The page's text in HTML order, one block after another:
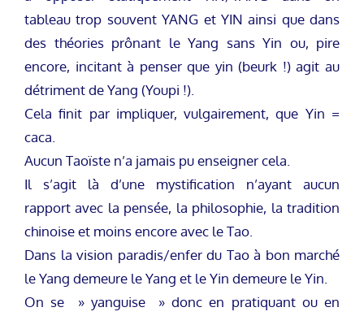
tableau trop souvent YANG et YIN ainsi que dans
des théories prônant le Yang sans Yin ou, pire
encore, incitant à penser que yin (beurk !) agit au
détriment de Yang (Youpi !).
Cela finit par impliquer, vulgairement, que Yin =
caca.
Aucun Taoïste n’a jamais pu enseigner cela.
Il s’agit là d’une mystification n’ayant aucun
rapport avec la pensée, la philosophie, la tradition
chinoise et moins encore avec le Tao.
Dans la vision paradis/enfer du Tao à bon marché
le Yang demeure le Yang et le Yin demeure le Yin.
On se » yanguise » donc en pratiquant ou en